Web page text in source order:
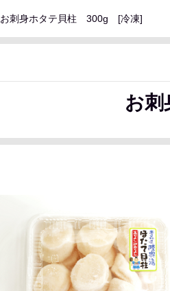
お刺身ホタテ貝柱 300g [冷凍]
お